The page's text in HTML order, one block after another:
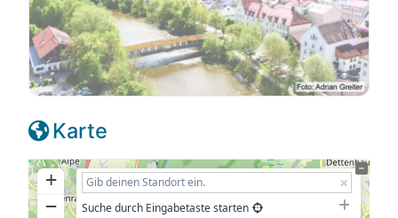
Karte
+
−
Suche durch Eingabetaste starten